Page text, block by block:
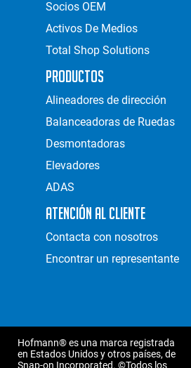
Socios OEM
Activos De Medios
Total Shop Solutions
Productos
Alineadores de dirección
Balanceadoras de Ruedas
Desmontadoras
Elevadores
ADAS
Atención al Cliente
Contacta con nosotros
Encontrar un representante
Hofmann® es una marca registrada
en Estados Unidos y otros países, de
Snap-on Incorporated. ©Todos los